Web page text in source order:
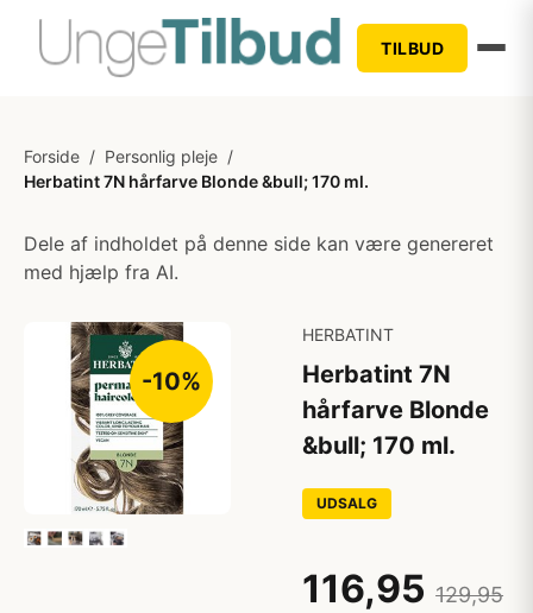
TILBUD
Forside / Personlig pleje /
Herbatint 7N hårfarve Blonde &bull; 170 ml.
Dele af indholdet på denne side kan være genereret
med hjælp fra AI.
-10%
HERBATINT
Herbatint 7N
hårfarve Blonde
&bull; 170 ml.
UDSALG
116,95 129,95